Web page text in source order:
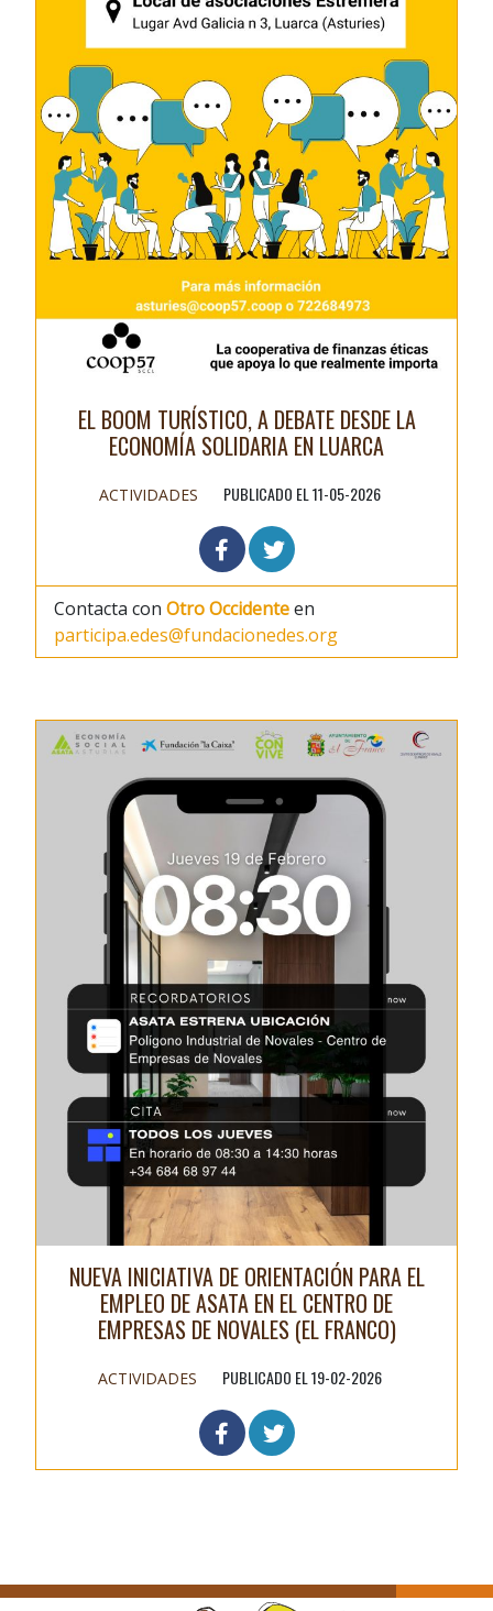
EL BOOM TURÍSTICO, A DEBATE DESDE LA
ECONOMÍA SOLIDARIA EN LUARCA
ACTIVIDADES PUBLICADO EL 11-05-2026
Contacta con Otro Occidenteen
participa.edes@fundacionedes.org
NUEVA INICIATIVA DE ORIENTACIÓN PARA EL
EMPLEO DE ASATA EN EL CENTRO DE
EMPRESAS DE NOVALES (EL FRANCO)
ACTIVIDADES PUBLICADO EL 19-02-2026